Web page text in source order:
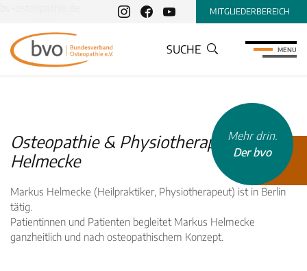
MITGLIEDERBEREICH
SUCHE MENU
Osteopathie & Physiotherapie, Markus
Helmecke
Markus Helmecke (Heilpraktiker, Physiotherapeut) ist in Berlin
tätig.
Patientinnen und Patienten begleitet Markus Helmecke
ganzheitlich und nach osteopathischem Konzept.
Mehr drin.
Der bvo
INHALTSTYP